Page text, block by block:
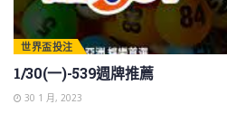
世界盃投注
1/30(一)-539週牌推薦
30 1 月, 2023